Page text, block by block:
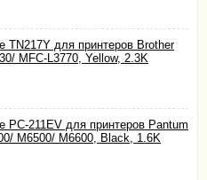
TN217Y для принтеров Brother
MFC-L3770, Yellow, 2.3K
PC-211EV для принтеров Pantum
M6500/ M6600, Black, 1.6K